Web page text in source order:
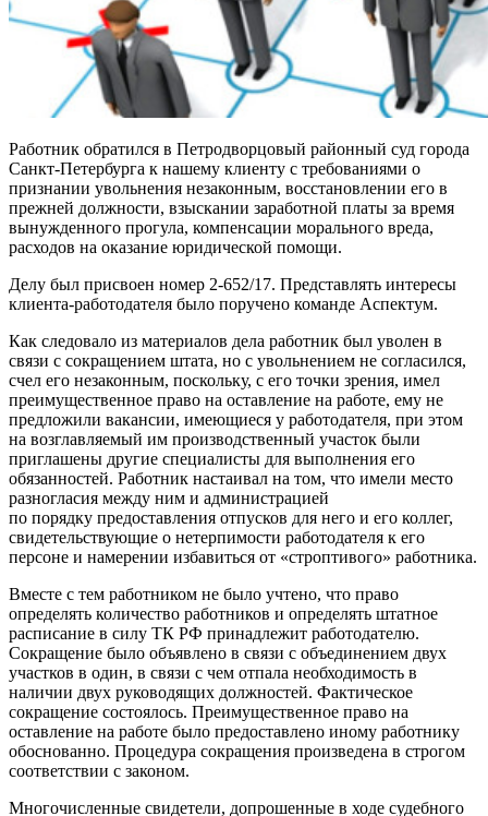
Работник обратился в Петродворцовый районный суд города
Санкт-Петербурга к нашему клиенту с требованиями о
признании увольнения незаконным, восстановлении его в
прежней должности, взыскании заработной платы за время
вынужденного прогула, компенсации морального вреда,
расходов на оказание юридической помощи.
Делу был присвоен номер 2-652/17. Представлять интересы
клиента-работодателя было поручено команде Аспектум.
Как следовало из материалов дела работник был уволен в
связи с сокращением штата, но с увольнением не согласился,
счел его незаконным, поскольку, с его точки зрения, имел
преимущественное право на оставление на работе, ему не
предложили вакансии, имеющиеся у работодателя, при этом
на возглавляемый им производственный участок были
приглашены другие специалисты для выполнения его
обязанностей. Работник настаивал на том, что имели место
разногласия между ним и администрацией
по порядку предоставления отпусков для него и его коллег,
свидетельствующие о нетерпимости работодателя к его
персоне и намерении избавиться от «строптивого» работника.
Вместе с тем работником не было учтено, что право
определять количество работников и определять штатное
расписание в силу ТК РФ принадлежит работодателю.
Сокращение было объявлено в связи с объединением двух
участков в один, в связи с чем отпала необходимость в
наличии двух руководящих должностей. Фактическое
сокращение состоялось. Преимущественное право на
оставление на работе было предоставлено иному работнику
обоснованно. Процедура сокращения произведена в строгом
соответствии с законом.
Многочисленные свидетели, допрошенные в ходе судебного